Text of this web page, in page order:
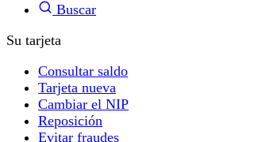
Buscar
Su tarjeta
Consultar saldo
Tarjeta nueva
Cambiar el NIP
Reposición
Evitar fraudes